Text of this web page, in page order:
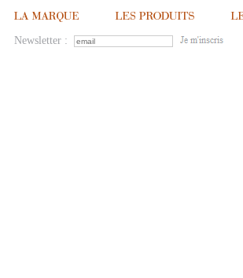
Newsletter :